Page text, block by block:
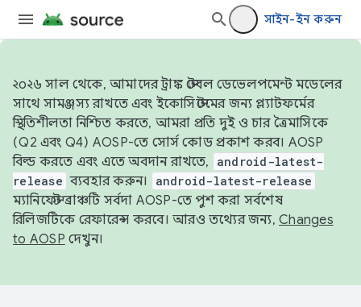
সাইন-ইন করুন
২০২৬ সাল থেকে, আমাদের ট্রাঙ্ক স্টেবল ডেভেলপমেন্ট মডেলের
সাথে সামঞ্জস্য রাখতে এবং ইকোসিস্টেমের জন্য প্ল্যাটফর্মের
স্থিতিশীলতা নিশ্চিত করতে, আমরা প্রতি দুই ও চার ত্রৈমাসিকে
(Q2 এবং Q4) AOSP-তে সোর্স কোড প্রকাশ করব। AOSP
বিল্ড করতে এবং এতে অবদান রাখতে,
android-latest-
release ব্যবহার করুন। android-latest-release
ম্যানিফেস্ট ব্রাঞ্চটি সর্বদা AOSP-তে পুশ করা সর্বশেষ
রিলিজটিকে রেফারেন্স করবে। আরও তথ্যের জন্য, Changes
to AOSP দেখুন।